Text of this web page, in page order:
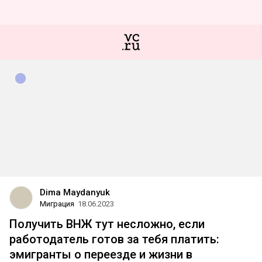
Dima Maydanyuk
Миграция 18.06.2023
Получить ВНЖ тут несложно, если
работодатель готов за тебя платить:
эмигранты о переезде и жизни в